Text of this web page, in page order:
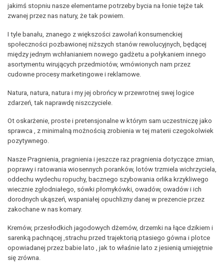
jakimś stopniu nasze elementarne potrzeby bycia na łonie tejże tak
zwanej przez nas natury, że tak powiem.
I tyle banału, znanego z większości zawołań konsumenckiej
społeczności pozbawionej niższych stanów rewolucyjnych, będącej
między jednym wchłanianiem nowego gadżetu a połykaniem innego
asortymentu wirujących przedmiotów, wmówionych nam przez
cudowne procesy marketingowe i reklamowe.
Natura, natura, natura i my jej obrońcy w przewrotnej swej logice
zdarzeń, tak naprawdę niszczyciele.
Ot oskarżenie, proste i pretensjonalne w którym sam uczestniczę jako
sprawca , z minimalną możnością zrobienia w tej materii czegokolwiek
pozytywnego.
Nasze Pragnienia, pragnienia i jeszcze raz pragnienia dotyczące zmian,
poprawy i ratowania wiosennych poranków, lotów trzmiela wichrzyciela,
oddechu wydechu ropuchy, bacznego szybowania orlika krzykliwego
wiecznie zgłodniałego, sówki płomykówki, owadów, owadów i ich
dorodnych ukąszeń, wspaniałej opuchlizny danej w prezencie przez
zakochane w nas komary.
Kremów, przesłodkich jagodowych dżemów, drzemki na łące dzikiem i
sarenką pachnącej ,strachu przed trajektorią ptasiego gówna i plotce
opowiadanej przez babie lato , jak to właśnie lato z jesienią umiejętnie
się zrówna.